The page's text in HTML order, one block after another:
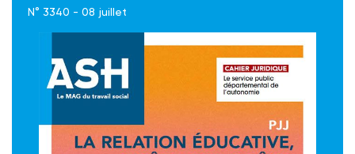
N° 3340 - 08 juillet